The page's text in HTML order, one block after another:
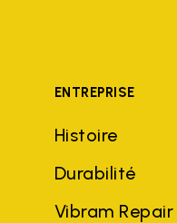
ENTREPRISE
Histoire
Durabilité
Vibram Repair